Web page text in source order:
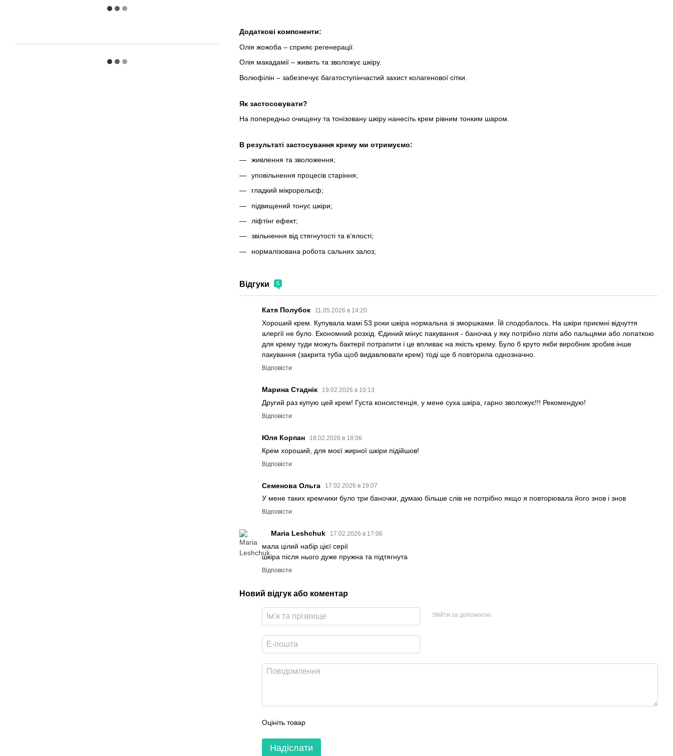
Додаткові компоненти:
Олія жожоба – сприяє регенерації.
Олія макадамії – живить та зволожує шкіру.
Волюфілін – забезпечує багатоступінчастий захист колагенової сітки.
Як застосовувати?
На попередньо очищену та тонізовану шкіру нанесіть крем рівним тонким шаром.
В результаті застосування крему ми отримуємо:
живлення та зволоження;
уповільнення процесів старіння;
гладкий мікрорельєф;
підвищений тонус шкіри;
ліфтінг ефект;
звільнення від стягнутості та в’ялості;
нормалізована робота сальних залоз;
Відгуки 5
Катя Полубок 11.05.2026 в 14:20
Хороший крем. Купувала мамі 53 роки шкіра нормальна зі зморшками. Їй сподобалось. На шкіри приємні відчуття
алергії не було. Економний розхід. Єдиний мінус пакування - баночка у яку потрібно лізти або пальцями або лопаткою
для крему туди можуть бактерії потрапити і це впливає на якість крему. Було б круто якби виробник зробив інше
пакування (закрита туба щоб видавлювати крем) тоді ще б повторила однозначно.
Відповісти
Марина Стаднік 19.02.2026 в 10:13
Другий раз купую цей крем! Густа консистенція, у мене суха шкіра, гарно зволожує!!! Рекомендую!
Відповісти
Юля Корпан 18.02.2026 в 18:06
Крем хороший, для моєї жирної шкіри підійшов!
Відповісти
Семенова Ольга 17.02.2026 в 19:07
У мене таких кремчики було три баночки, думаю більше слів не потрібно якщо я повторювала його знов і знов
Відповісти
Maria Leshchuk 17.02.2026 в 17:06
мала цілий набір цієї серії
шкіра після нього дуже пружна та підтягнута
Відповісти
Новий відгук або коментар
Увійти за допомогою
Оцініть товар
Надіслати